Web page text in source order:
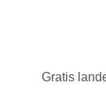
Gratis